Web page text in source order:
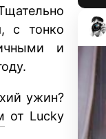
с тонко
и
ужин?
от Lucky